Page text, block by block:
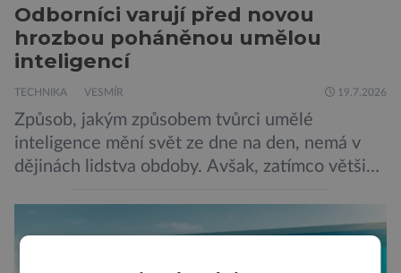
Odborníci varují před novou
hrozbou poháněnou umělou
inteligencí
TECHNIKA VESMÍR 19.7.2026
Způsob, jakým způsobem tvůrci umělé
inteligence mění svět ze dne na den, nemá v
dějinách lidstva obdoby. Avšak, zatímco většina
bezpečnostní experti upozorňují na mnohem